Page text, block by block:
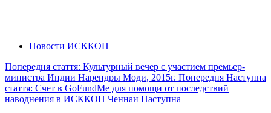
Новости ИСККОН
Попередня стаття: Культурный вечер с участием премьер-
министра Индии Нарендры Моди, 2015г. Попередня Наступна
стаття: Счет в GoFundMe для помощи от последствий
наводнения в ИСККОН Ченнаи Наступна